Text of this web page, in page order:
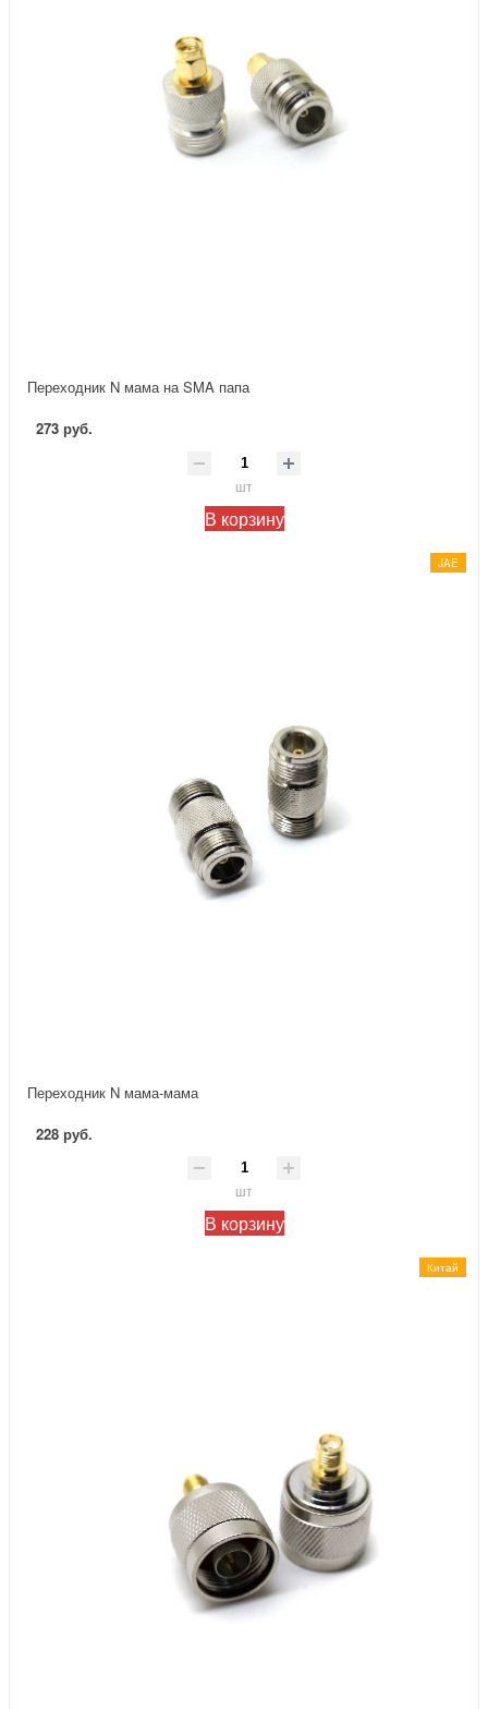
Переходник N мама на SMA папа
273 руб.
шт
В корзину
JAE
Переходник N мама-мама
228 руб.
шт
В корзину
Китай